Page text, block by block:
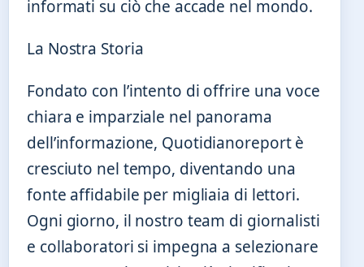
informati su ciò che accade nel mondo.
La Nostra Storia
Fondato con l’intento di offrire una voce
chiara e imparziale nel panorama
dell’informazione, Quotidianoreport è
cresciuto nel tempo, diventando una
fonte affidabile per migliaia di lettori.
Ogni giorno, il nostro team di giornalisti
e collaboratori si impegna a selezionare